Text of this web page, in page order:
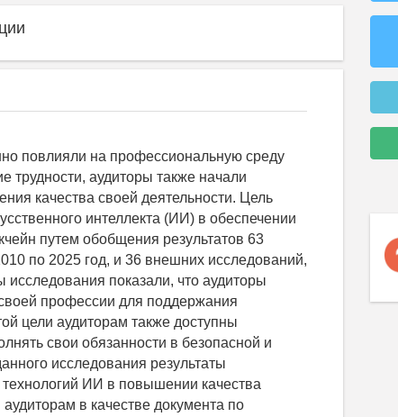
повлияли на профессиональную среду
аудиторы также начали
качества своей деятельности. Цель
интеллекта (ИИ) в обеспечении
путем обобщения результатов 63
по 2025 год, и 36 внешних исследований,
показали, что аудиторы
профессии для поддержания
цели аудиторам также доступны
свои обязанности в безопасной и
исследования результаты
ИИ в повышении качества
в качестве документа по